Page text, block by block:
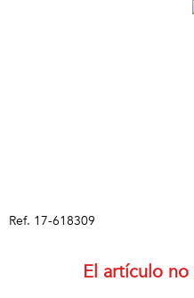
Ref. 17-618309
El artículo